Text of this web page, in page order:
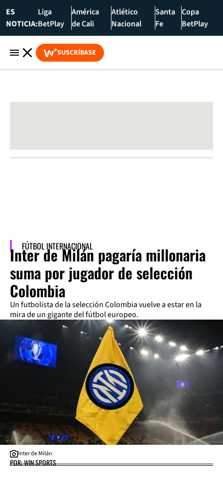
ES
NOTICIA:
Liga
BetPlay
América
de Cali
Atlético
Nacional
Santa
Fe
Copa
BetPlay
SUSCRÍBASE
FÚTBOL INTERNACIONAL
Inter de Milán pagaría millonaria
suma por jugador de selección
Colombia
Un futbolista de la selección Colombia vuelve a estar en la
mira de un gigante del fútbol europeo.
Inter de Milán
POR: WIN SPORTS